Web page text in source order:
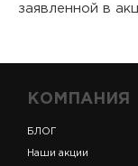
заявленной в
КОМПАНИЯ
БЛОГ
Наши акции